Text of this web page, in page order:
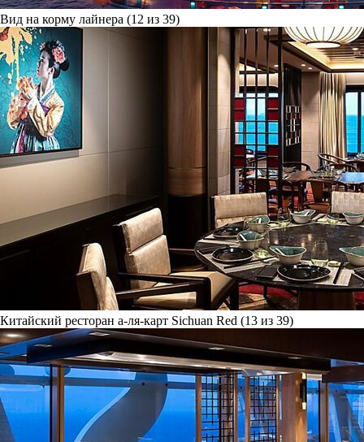
Вид на корму лайнера (12 из 39)
Китайский ресторан а-ля-карт Sichuan Red (13 из 39)